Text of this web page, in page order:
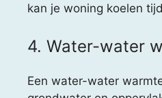
kan je woning koelen
4. Water-water
Een water-water